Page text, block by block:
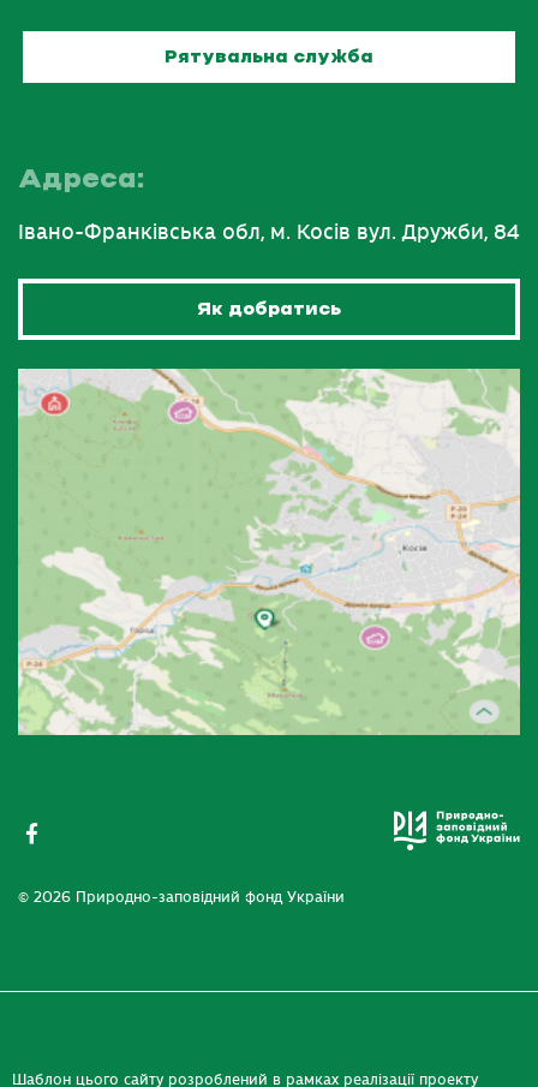
Рятувальна служба
Адреса:
Івано-Франківська обл, м. Косів вул. Дружби, 84
Як добратись
© 2026 Природно-заповідний фонд України
Шаблон цього сайту розроблений в рамках реалізації проекту